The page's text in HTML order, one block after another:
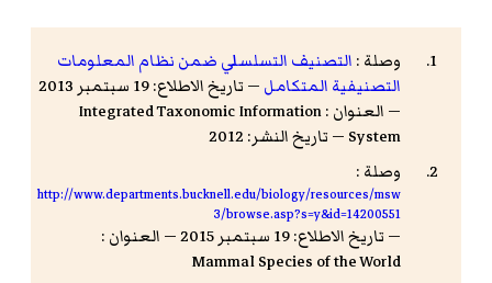
وصلة : التصنيف التسلسلي ضمن نظام المعلومات
التصنيفية المتكامل
— تاريخ الاطلاع: 19 سبتمبر 2013
— العنوان : Integrated Taxonomic Information
System — تاريخ النشر: 2012
وصلة :
http://www.departments.bucknell.edu/biology/resources/msw
3/browse.asp?s=y&id=14200551
— تاريخ الاطلاع: 19 سبتمبر 2015 — العنوان :
Mammal Species of the World